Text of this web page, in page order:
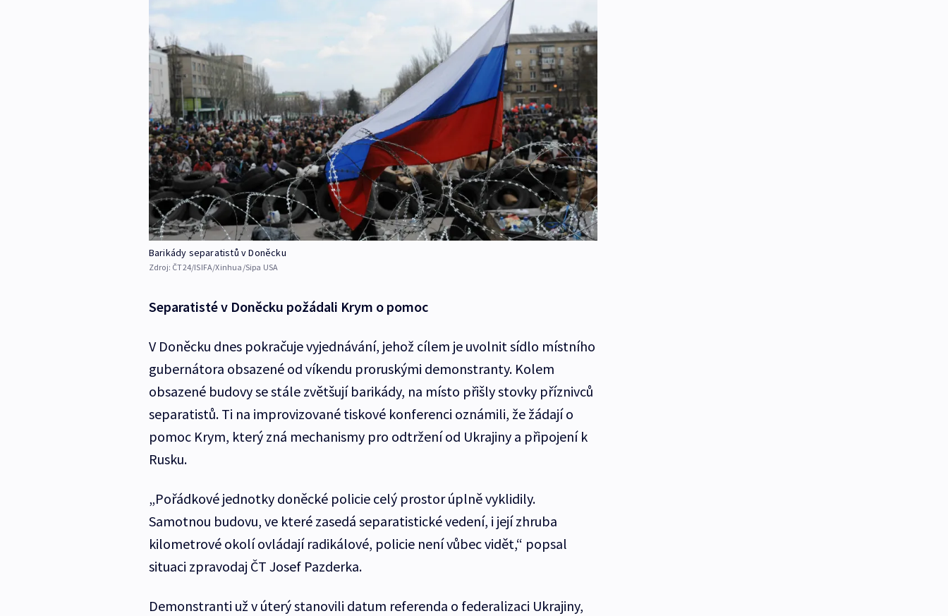
Barikády separatistů v Doněcku
Zdroj: ČT24/ISIFA/Xinhua/Sipa USA
Separatisté v Doněcku požádali Krym o pomoc
V Doněcku dnes pokračuje vyjednávání, jehož cílem je uvolnit sídlo místního
gubernátora obsazené od víkendu proruskými demonstranty. Kolem
obsazené budovy se stále zvětšují barikády, na místo přišly stovky příznivců
separatistů. Ti na improvizované tiskové konferenci oznámili, že žádají o
pomoc Krym, který zná mechanismy pro odtržení od Ukrajiny a připojení k
Rusku.
„Pořádkové jednotky doněcké policie celý prostor úplně vyklidily.
Samotnou budovu, ve které zasedá separatistické vedení, i její zhruba
kilometrové okolí ovládají radikálové, policie není vůbec vidět,“ popsal
situaci zpravodaj ČT Josef Pazderka.
Demonstranti už v úterý stanovili datum referenda o federalizaci Ukrajiny,